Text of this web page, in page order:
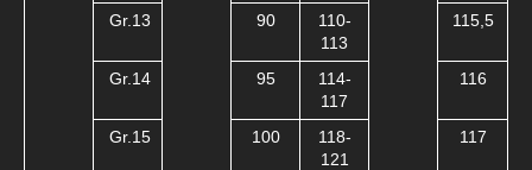
Gr.13 90
110-
113
115,5
Gr.14 95
114-
117
116
Gr.15 100
118-
121
117